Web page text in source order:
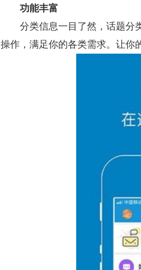
功能丰富
分类信息一目了然，话题分
操作，满足你的各类需求。让你